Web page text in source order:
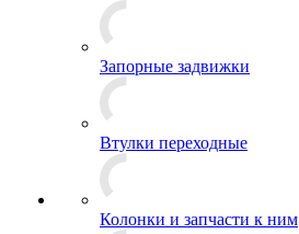
Запорные задвижки
Втулки переходные
Колонки и запчасти к ним